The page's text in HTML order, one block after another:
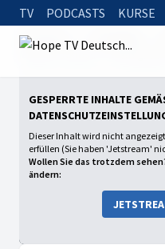
TV PODCASTS KURSE
Startseite
Moesha Johnson - Mein
GESPERRTE INHALTE
Dieser Inhalt wird nicht
erfüllen (Sie haben 'Jetstream'
Wollen Sie das trotzdem
ändern: